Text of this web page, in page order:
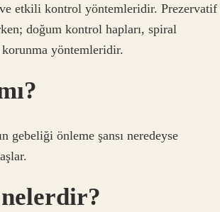
etkili kontrol yöntemleridir. Prezervatif
doğum kontrol hapları, spiral
yöntemleridir.
gebeliği önleme şansı neredeyse